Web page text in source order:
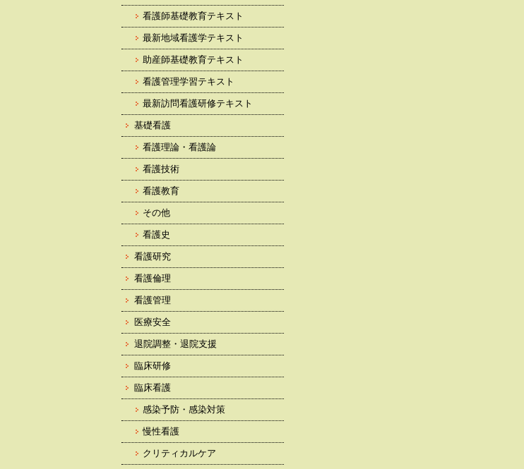
看護師基礎教育テキスト
最新地域看護学テキスト
助産師基礎教育テキスト
看護管理学習テキスト
最新訪問看護研修テキスト
基礎看護
看護理論・看護論
看護技術
看護教育
その他
看護史
看護研究
看護倫理
看護管理
医療安全
退院調整・退院支援
臨床研修
臨床看護
感染予防・感染対策
慢性看護
クリティカルケア